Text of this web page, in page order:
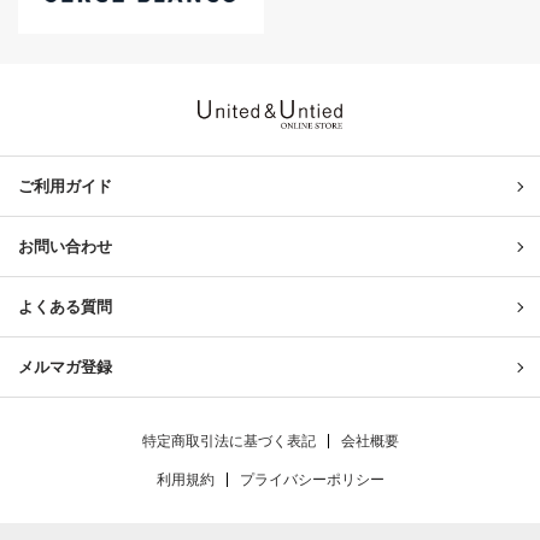
ご利用ガイド
お問い合わせ
よくある質問
メルマガ登録
特定商取引法に基づく表記 会社概要
利用規約 プライバシーポリシー